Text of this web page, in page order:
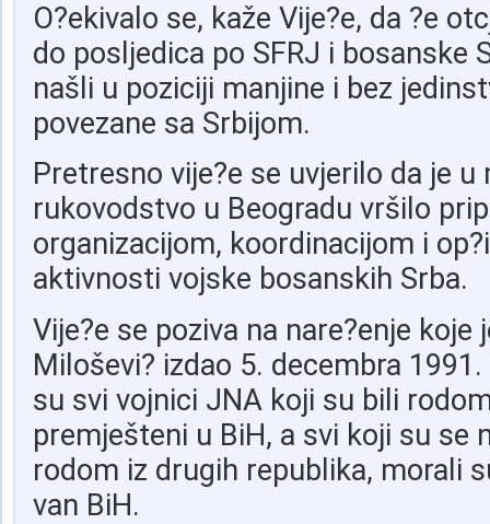
O?ekivalo se, kaže Vije?e, da ?e
do posljedica po SFRJ i bosanske
našli u poziciji manjine i bez
povezane sa Srbijom.
Pretresno vije?e se uvjerilo da je
rukovodstvo u Beogradu vršilo
organizacijom, koordinacijom i
aktivnosti vojske bosanskih Srba.
Vije?e se poziva na nare?enje koje
Miloševi? izdao 5. decembra
su svi vojnici JNA koji su bili
premješteni u BiH, a svi koji su se
rodom iz drugih republika, morali
van BiH.